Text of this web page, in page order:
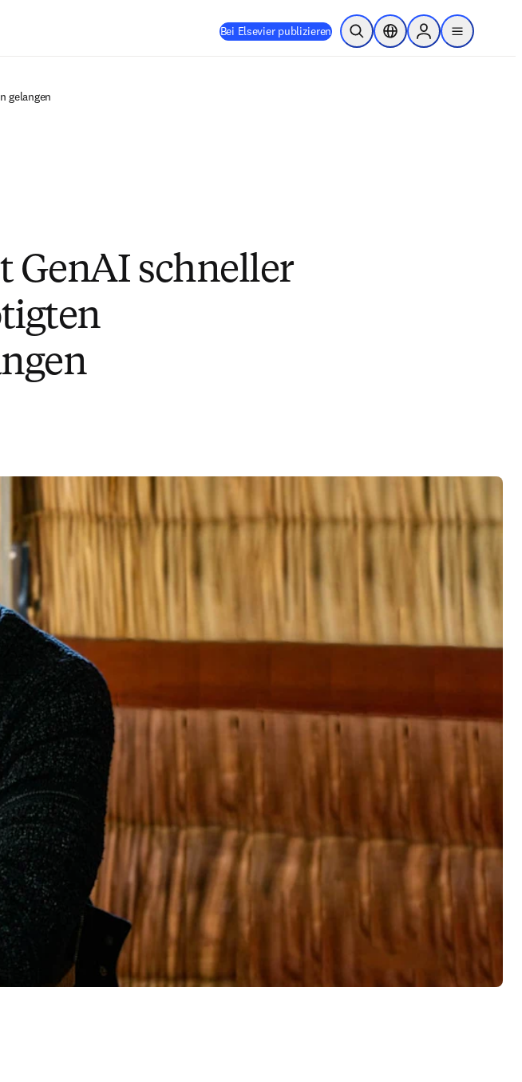
Bei Elsevier publizieren Suche öffnenStandortauswahl
Sign in to products
menu
gelangen
GenAI schneller